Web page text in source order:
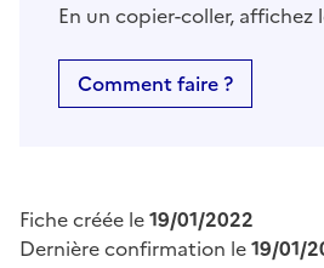
En un copier-coller,
Comment faire ?
Fiche créée le19/01/2022
Dernière confirmation le19/01/